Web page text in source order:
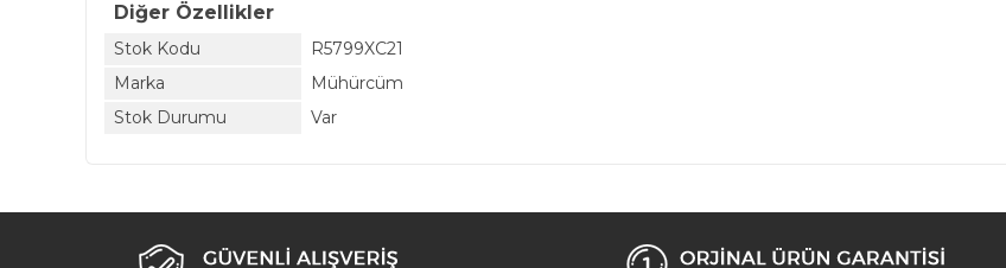
Diğer Özellikler
Stok Kodu
R5799XC21
Marka
Mühürcüm
Stok Durumu
Var